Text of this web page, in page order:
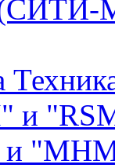
(СИТИ-
и
и